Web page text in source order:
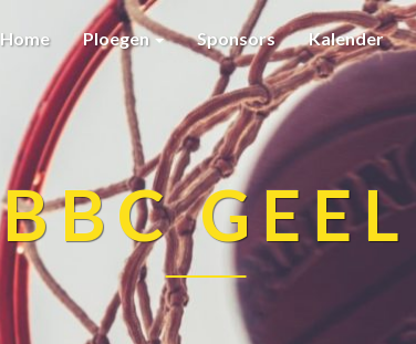
Home Ploegen Sponsors Kalender
BBC GEEL